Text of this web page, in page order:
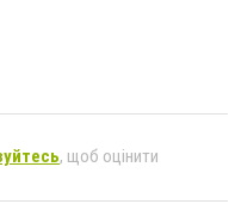
, щоб оцінити